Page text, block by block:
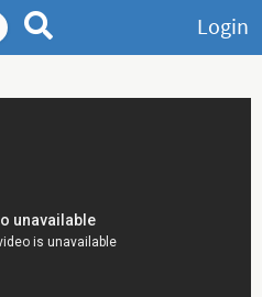
Login